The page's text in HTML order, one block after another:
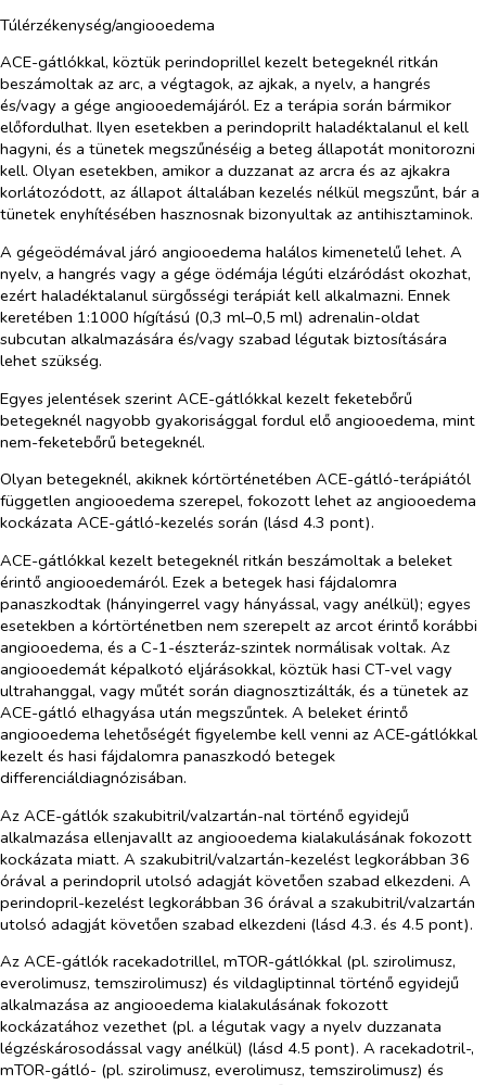
Túlérzékenység/angiooedema
ACE-gátlókkal, köztük perindoprillel kezelt betegeknél ritkán
beszámoltak az arc, a végtagok, az ajkak, a nyelv, a hangrés
és/vagy a gége angiooedemájáról. Ez a terápia során bármikor
előfordulhat. Ilyen esetekben a perindoprilt haladéktalanul el kell
hagyni, és a tünetek megszűnéséig a beteg állapotát monitorozni
kell. Olyan esetekben, amikor a duzzanat az arcra és az ajkakra
korlátozódott, az állapot általában kezelés nélkül megszűnt, bár a
tünetek enyhítésében hasznosnak bizonyultak az antihisztaminok.
A gégeödémával járó angiooedema halálos kimenetelű lehet. A
nyelv, a hangrés vagy a gége ödémája légúti elzáródást okozhat,
ezért haladéktalanul sürgősségi terápiát kell alkalmazni. Ennek
keretében 1:1000 hígítású (0,3 ml–0,5 ml) adrenalin-oldat
subcutan alkalmazására és/vagy szabad légutak biztosítására
lehet szükség.
Egyes jelentések szerint ACE-gátlókkal kezelt feketebőrű
betegeknél nagyobb gyakorisággal fordul elő angiooedema, mint
nem-feketebőrű betegeknél.
Olyan betegeknél, akiknek kórtörténetében ACE-gátló-terápiától
független angiooedema szerepel, fokozott lehet az angiooedema
kockázata ACE-gátló-kezelés során (lásd 4.3 pont).
ACE-gátlókkal kezelt betegeknél ritkán beszámoltak a beleket
érintő angiooedemáról. Ezek a betegek hasi fájdalomra
panaszkodtak (hányingerrel vagy hányással, vagy anélkül); egyes
esetekben a kórtörténetben nem szerepelt az arcot érintő korábbi
angiooedema, és a C-1-észteráz-szintek normálisak voltak. Az
angiooedemát képalkotó eljárásokkal, köztük hasi CT-vel vagy
ultrahanggal, vagy műtét során diagnosztizálták, és a tünetek az
ACE-gátló elhagyása után megszűntek. A beleket érintő
angiooedema lehetőségét figyelembe kell venni az ACE‑gátlókkal
kezelt és hasi fájdalomra panaszkodó betegek
differenciáldiagnózisában.
Az ACE-gátlók szakubitril/valzartán-nal történő egyidejű
alkalmazása ellenjavallt az angiooedema kialakulásának fokozott
kockázata miatt. A szakubitril/valzartán-kezelést legkorábban 36
órával a perindopril utolsó adagját követően szabad elkezdeni. A
perindopril-kezelést legkorábban 36 órával a szakubitril/valzartán
utolsó adagját követően szabad elkezdeni (lásd 4.3. és 4.5 pont).
Az ACE-gátlók racekadotrillel, mTOR-gátlókkal (pl. szirolimusz,
everolimusz, temszirolimusz) és vildagliptinnal történő egyidejű
alkalmazása az angiooedema kialakulásának fokozott
kockázatához vezethet (pl. a légutak vagy a nyelv duzzanata
légzéskárosodással vagy anélkül) (lásd 4.5 pont). A racekadotril-,
mTOR-gátló- (pl. szirolimusz, everolimusz, temszirolimusz) és